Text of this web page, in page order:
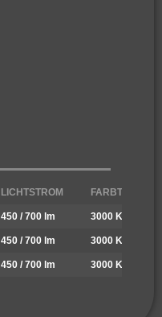
LICHTSTROM
450 / 700 lm 3000 K / 4000 K
450 / 700 lm 3000 K / 4000 K
450 / 700 lm 3000 K / 4000 K